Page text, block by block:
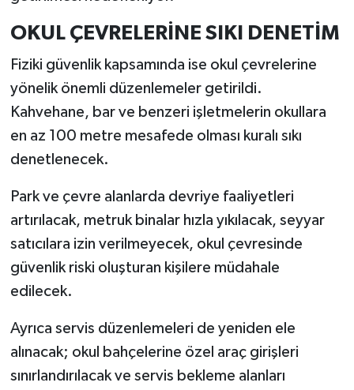
OKUL ÇEVRELERİNE SIKI DENETİM
Fiziki güvenlik kapsamında ise okul çevrelerine
yönelik önemli düzenlemeler getirildi.
Kahvehane, bar ve benzeri işletmelerin okullara
en az 100 metre mesafede olması kuralı sıkı
denetlenecek.
Park ve çevre alanlarda devriye faaliyetleri
artırılacak, metruk binalar hızla yıkılacak, seyyar
satıcılara izin verilmeyecek, okul çevresinde
güvenlik riski oluşturan kişilere müdahale
edilecek.
Ayrıca servis düzenlemeleri de yeniden ele
alınacak; okul bahçelerine özel araç girişleri
sınırlandırılacak ve servis bekleme alanları